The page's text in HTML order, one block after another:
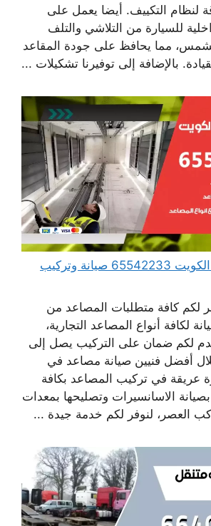
لنظام التكييف. أيضا يعمل على
للسيارة من التلاشي والتلف
مما يحافظ على جودة المقاعد
بالإضافة إلى توفيرنا تشكيلات ...
صيانة مصاعد في الكويت 65542233 صيانة وتركيب
لكم كافة متطلبات المصاعد من
لكافة أنواع المصاعد التجارية،
لكم ضمان على التركيب يصل إلى
أفضل فنيين صيانة مصاعد في
عريقة في تركيب المصاعد بكافة
الاسانسيرات وتصليحها بمعدات
العصر، لنوفر لكم خدمة جيدة ...